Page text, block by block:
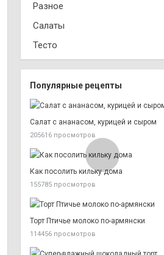
Разное
Салаты
Тесто
Популярные рецепты
Салат с ананасом, курицей и сыром
205616 просмотров
Как посолить кильку дома
155785 просмотров
Торт Птичье молоко по-армянски
114456 просмотров